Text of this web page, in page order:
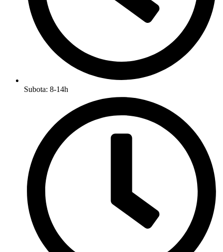
Subota: 8-14h